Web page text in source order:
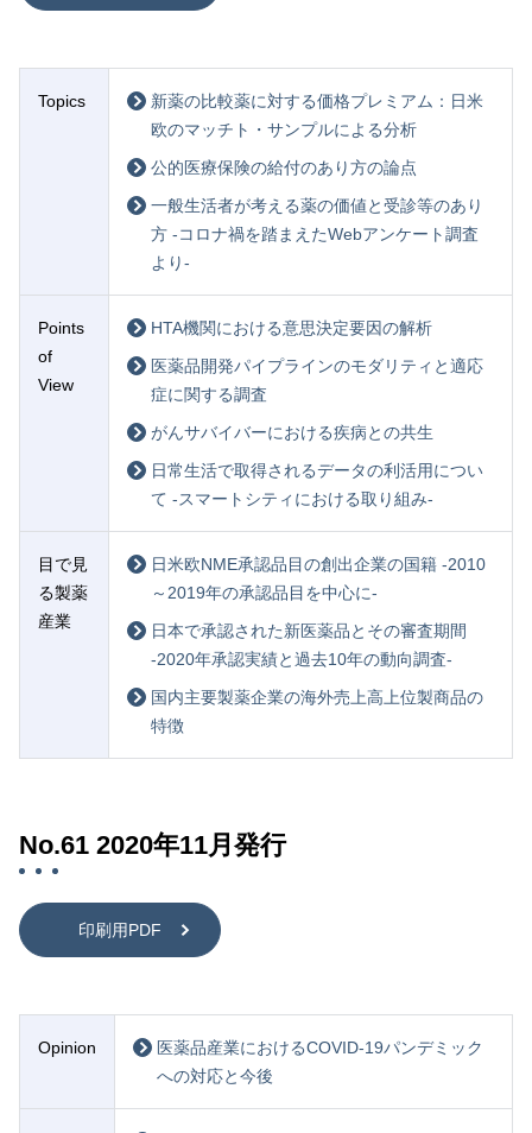
Topics
新薬の比較薬に対する価格プレミアム：日米
欧のマッチト・サンプルによる分析
公的医療保険の給付のあり方の論点
一般生活者が考える薬の価値と受診等のあり
方 -コロナ禍を踏まえたWebアンケート調査
より-
Points
of
View
HTA機関における意思決定要因の解析
医薬品開発パイプラインのモダリティと適応
症に関する調査
がんサバイバーにおける疾病との共生
日常生活で取得されるデータの利活用につい
て -スマートシティにおける取り組み-
目で見
る製薬
産業
日米欧NME承認品目の創出企業の国籍 -2010
～2019年の承認品目を中心に-
日本で承認された新医薬品とその審査期間
-2020年承認実績と過去10年の動向調査-
国内主要製薬企業の海外売上高上位製商品の
特徴
No.61 2020年11月発行
印刷用PDF
Opinion
医薬品産業におけるCOVID-19パンデミック
への対応と今後